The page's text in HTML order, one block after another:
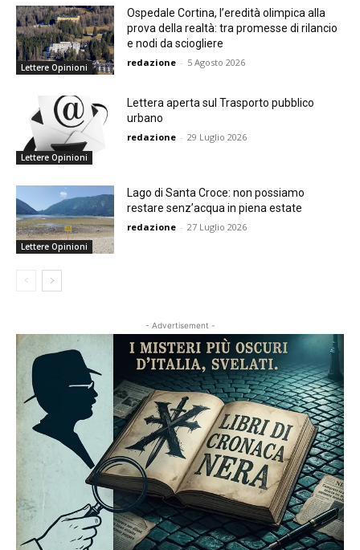
Lettere Opinioni
Ospedale Cortina, l’eredità olimpica alla
prova della realtà: tra promesse di rilancio
e nodi da sciogliere
redazione - 5 Agosto 2026
Lettere Opinioni
Lettera aperta sul Trasporto pubblico
urbano
redazione - 29 Luglio 2026
Lettere Opinioni
Lago di Santa Croce: non possiamo
restare senz’acqua in piena estate
redazione - 27 Luglio 2026
- Advertisement -